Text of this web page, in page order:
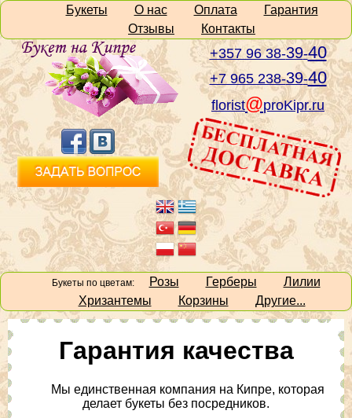
Букеты О нас Оплата
Гарантия
Отзывы
Контакты
+357 96 38-39-40
+7 965 238-39-40
florist@proKipr.ru
Букеты по цветам: Розы Герберы
Лилии
Хризантемы
Корзины Другие...
Гарантия качества
Мы единственная компания на Кипре, которая
делает букеты без посредников.